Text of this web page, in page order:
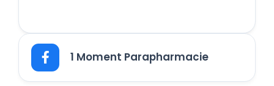
1 Moment Parapharmacie